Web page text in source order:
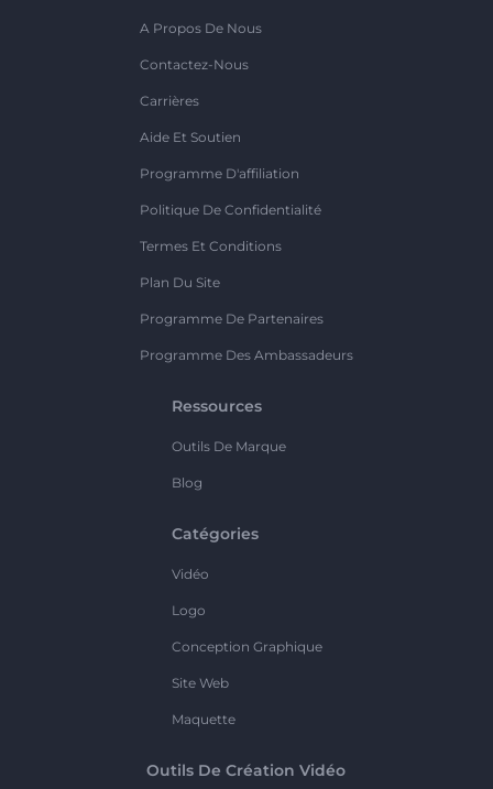
A Propos De Nous
Contactez-Nous
Carrières
Aide Et Soutien
Programme D'affiliation
Politique De Confidentialité
Termes Et Conditions
Plan Du Site
Programme De Partenaires
Programme Des Ambassadeurs
Ressources
Outils De Marque
Blog
Catégories
Vidéo
Logo
Conception Graphique
Site Web
Maquette
Outils De Création Vidéo